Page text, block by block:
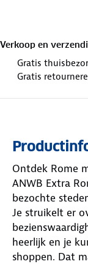
Verkoop en
Gratis
Gratis
Ontdek Rome
ANWB Extra
bezochte
Je struikelt er
heerlijk en je
shoppen. Dat